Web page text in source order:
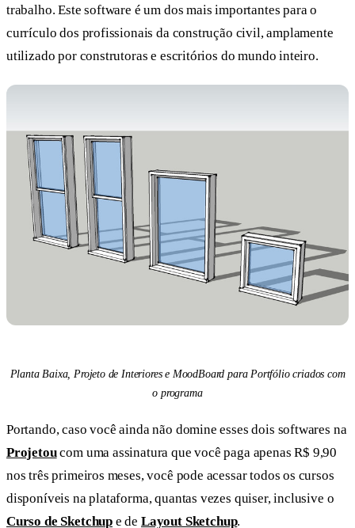
trabalho. Este software é um dos mais importantes para o
currículo dos profissionais da construção civil, amplamente
utilizado por construtoras e escritórios do mundo inteiro.
Planta Baixa, Projeto de Interiores e MoodBoard para Portfólio criados com
o programa
Portando, caso você ainda não domine esses dois softwares na
Projetoucom uma assinatura que você paga apenas R$ 9,90
nos três primeiros meses, você pode acessar todos os cursos
disponíveis na plataforma, quantas vezes quiser, inclusive o
Curso de Sketchup e de Layout Sketchup.